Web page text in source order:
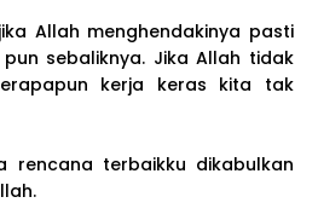
Allah menghendakinya pasti
sebaliknya. Jika Allah tidak
kerja keras kita tak
rencana terbaikku dikabulkan